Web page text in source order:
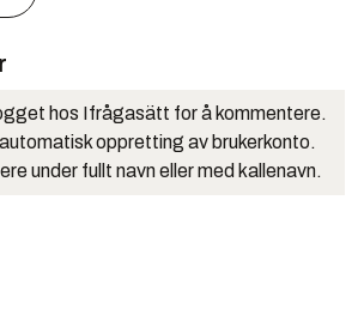
hos Ifrågasätt for å kommentere.
oppretting av brukerkonto.
under fullt navn eller med kallenavn.